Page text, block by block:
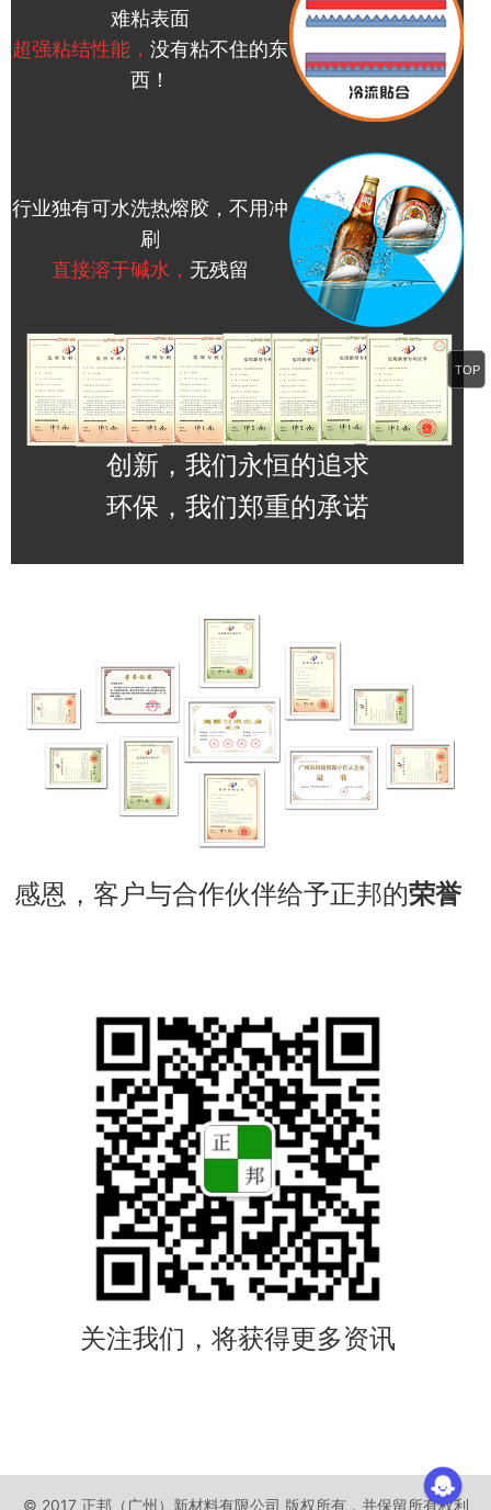
难粘表面
超强粘结性能， 没有粘不住的东
西！
行业独有可水洗热熔胶，不用冲
刷
直接溶于碱水， 无残留
创新，我们永恒的追求
环保，我们郑重的承诺
感恩，客户与合作伙伴给予正邦的荣誉
关注我们，将获得更多资讯
© 2017 正邦（广州）新材料有限公司 版权所有，并保留所有权利
TOP